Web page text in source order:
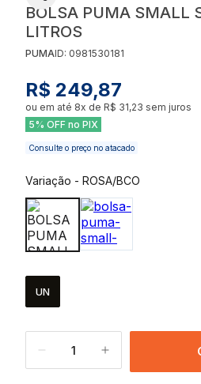
BOLSA PUMA SMALL
LITROS
PUMAID: 0981530181
R$ 249,87
ou em até 8x de R$ 31,23 sem juros
5% OFF no PIX
Consulte o preço no atacado
Variação - ROSA/BCO
UN
1